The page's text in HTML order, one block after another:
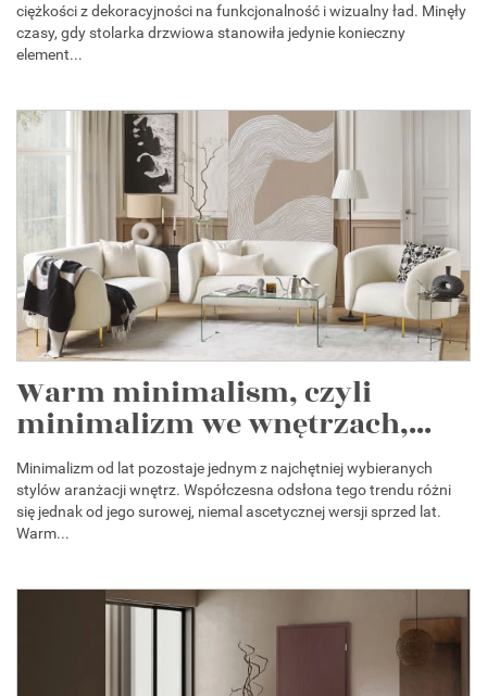
ciężkości z dekoracyjności na funkcjonalność i wizualny ład. Minęły
czasy, gdy stolarka drzwiowa stanowiła jedynie konieczny
element...
Warm minimalism, czyli
minimalizm we wnętrzach,...
Minimalizm od lat pozostaje jednym z najchętniej wybieranych
stylów aranżacji wnętrz. Współczesna odsłona tego trendu różni
się jednak od jego surowej, niemal ascetycznej wersji sprzed lat.
Warm...